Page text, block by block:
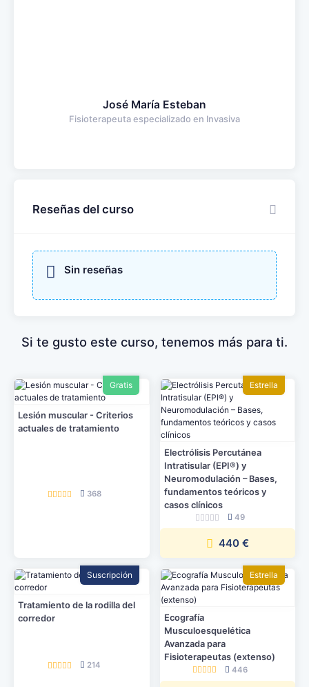
José María Esteban
Fisioterapeuta especializado en Invasiva
Reseñas del curso
Sin reseñas
Si te gusto este curso, tenemos más para ti.
Gratis
Lesión muscular - Criterios
actuales de tratamiento
368
Estrella
Electrólisis Percutánea
Intratisular (EPI®) y
Neuromodulación – Bases,
fundamentos teóricos y
casos clínicos
49
440 €
Suscripción
Tratamiento de la rodilla del
corredor
214
Estrella
Ecografía
Musculoesquelética
Avanzada para
Fisioterapeutas (extenso)
446